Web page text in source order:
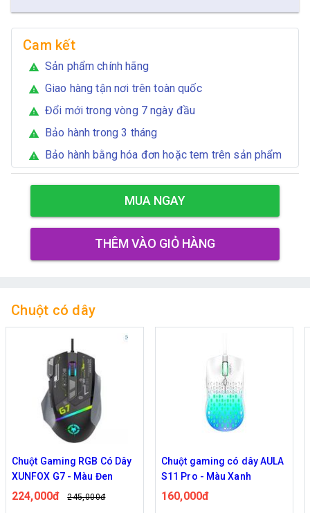
Cam kết
warning Sản phẩm chính hãng
warning Giao hàng tận nơi trên toàn quốc
warning Đổi mới trong vòng 7 ngày đầu
warning Bảo hành trong 3 tháng
warning Bảo hành bằng hóa đơn hoặc tem trên sản phẩm
MUA NGAY
THÊM VÀO GIỎ HÀNG
Chuột có dây
Chuột gaming có dây AULA
S11 Pro - Màu Xanh
160,000đ
Chuột có dây Gaming AULA
S11 Pro - Màu Hồng
160,000đ